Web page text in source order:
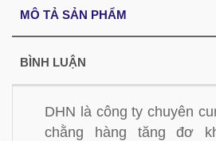
MÔ TẢ SẢN PHẨM
BÌNH LUẬN
DHN là công ty chuyên
chằng hàng tăng đơ